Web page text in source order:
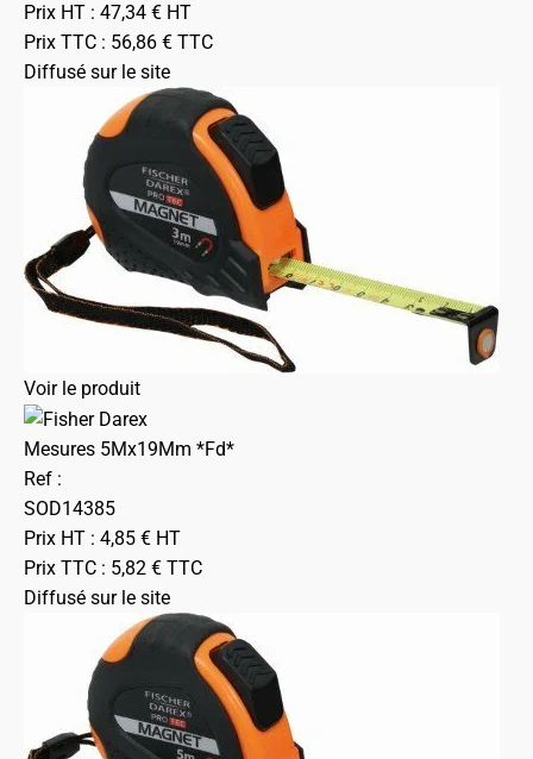
Prix HT : 47,34 € HT
Prix TTC : 56,86 € TTC
Diffusé sur le site
Voir le produit
Mesures 5Mx19Mm *Fd*
Ref :
SOD14385
Prix HT : 4,85 € HT
Prix TTC : 5,82 € TTC
Diffusé sur le site